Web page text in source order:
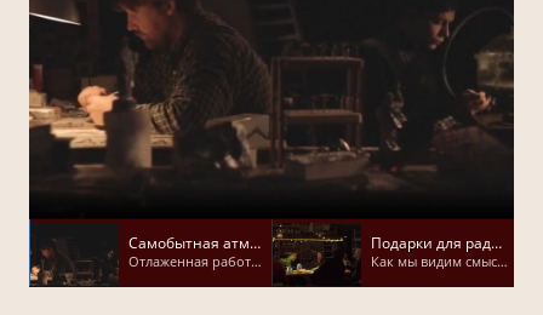
Самобытная атмосфера
Отлаженная работа скульпторов и художников
Подарки для радости
Как мы видим смысл нашего труда